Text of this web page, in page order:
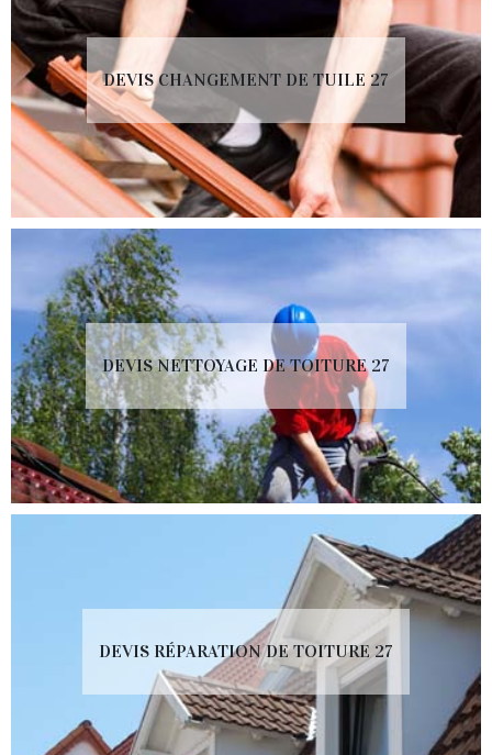
DEVIS CHANGEMENT DE TUILE 27
DEVIS NETTOYAGE DE TOITURE 27
DEVIS RÉPARATION DE TOITURE 27